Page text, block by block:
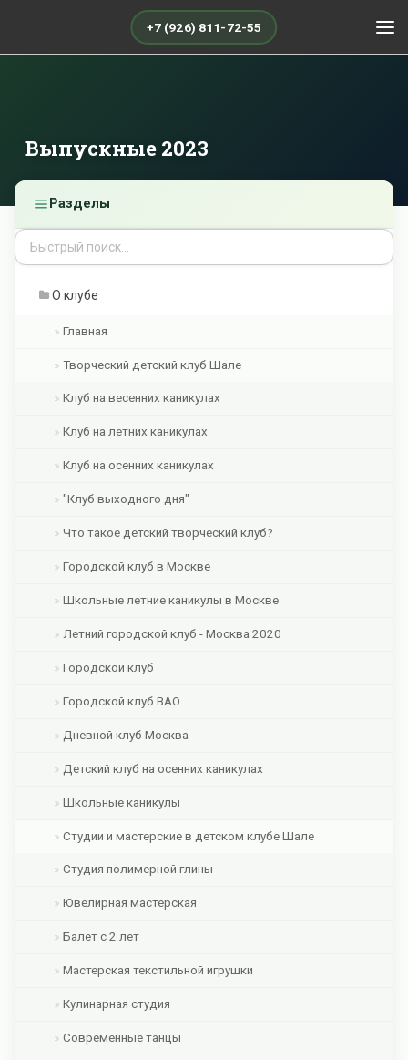
+7 (926) 811-72-55
Выпускные 2023
Разделы
О клубе
Главная
Творческий детский клуб Шале
Клуб на весенних каникулах
Клуб на летних каникулах
Клуб на осенних каникулах
"Клуб выходного дня"
Что такое детский творческий клуб?
Городской клуб в Москве
Школьные летние каникулы в Москве
Летний городской клуб - Москва 2020
Городской клуб
Городской клуб ВАО
Дневной клуб Москва
Детский клуб на осенних каникулах
Школьные каникулы
Студии и мастерские в детском клубе Шале
Студия полимерной глины
Ювелирная мастерская
Балет с 2 лет
Мастерская текстильной игрушки
Кулинарная студия
Современные танцы